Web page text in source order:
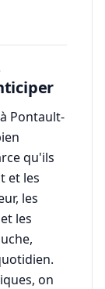
Pontault-
qu'ils
et les
les
les
on